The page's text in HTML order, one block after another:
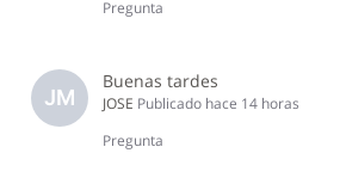
Pregunta
JM
Buenas tardes
JOSE Publicado hace 14 horas
Pregunta